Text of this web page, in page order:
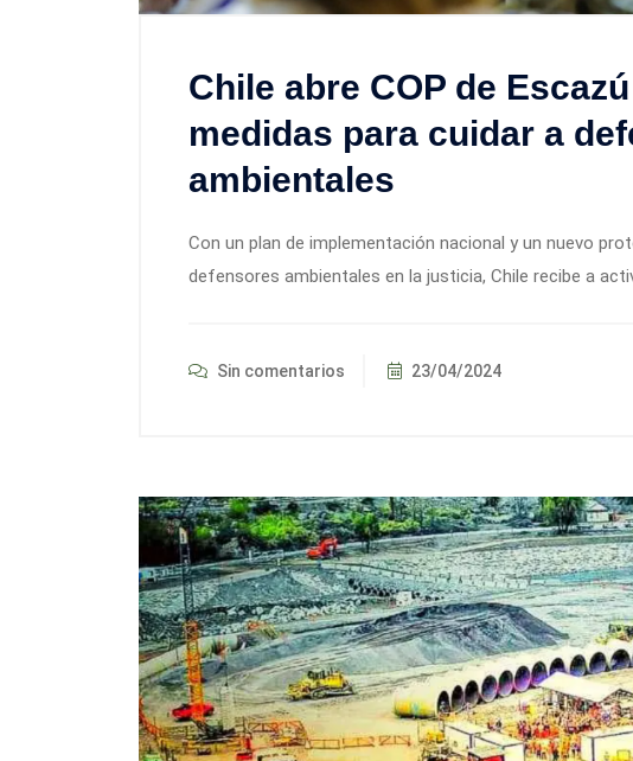
Chile abre COP de
medidas para cuidar a
ambientales
Con un plan de implementación nacional y un nuevo
defensores ambientales en la justicia, Chile recibe a
Sin comentarios 23/04/2024